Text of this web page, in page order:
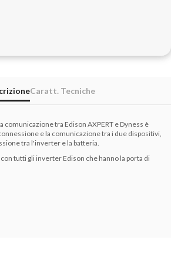
Caratt. Tecniche
comunicazione tra Edison AXPERT e Dyness è
e la comunicazione tra i due dispositivi,
tra l'inverter e la batteria.
tutti gli inverter Edison che hanno la porta di